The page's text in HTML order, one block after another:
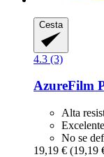
Cesta
4.3 (3)
AzureFilm
Alta
No se
19,19 € (19,19